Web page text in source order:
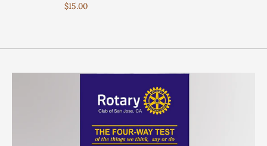
$15.00